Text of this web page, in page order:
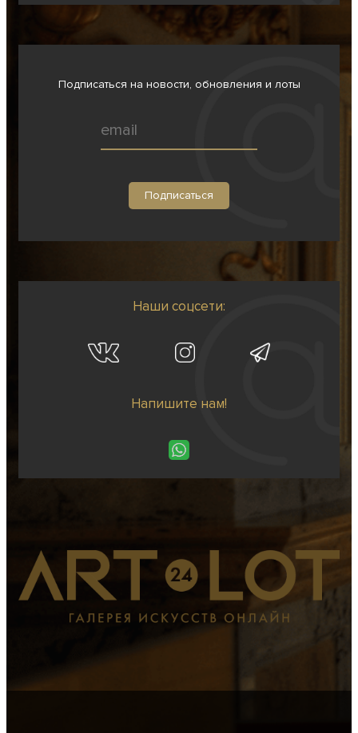
Подписаться на новости, обновления и лоты
Наши соцсети:
Напишите нам!